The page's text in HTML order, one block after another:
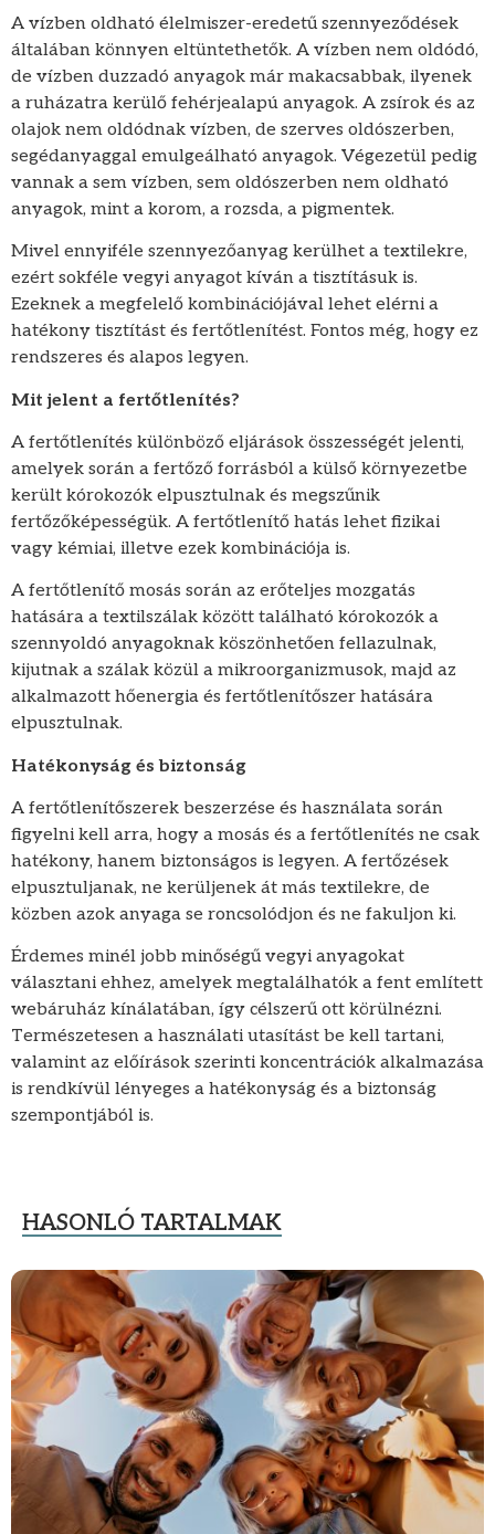
A vízben oldható élelmiszer-eredetű szennyeződések
általában könnyen eltüntethetők. A vízben nem oldódó,
de vízben duzzadó anyagok már makacsabbak, ilyenek
a ruházatra kerülő fehérjealapú anyagok. A zsírok és az
olajok nem oldódnak vízben, de szerves oldószerben,
segédanyaggal emulgeálható anyagok. Végezetül pedig
vannak a sem vízben, sem oldószerben nem oldható
anyagok, mint a korom, a rozsda, a pigmentek.
Mivel ennyiféle szennyezőanyag kerülhet a textilekre,
ezért sokféle vegyi anyagot kíván a tisztításuk is.
Ezeknek a megfelelő kombinációjával lehet elérni a
hatékony tisztítást és fertőtlenítést. Fontos még, hogy ez
rendszeres és alapos legyen.
Mit jelent a fertőtlenítés?
A fertőtlenítés különböző eljárások összességét jelenti,
amelyek során a fertőző forrásból a külső környezetbe
került kórokozók elpusztulnak és megszűnik
fertőzőképességük. A fertőtlenítő hatás lehet fizikai
vagy kémiai, illetve ezek kombinációja is.
A fertőtlenítő mosás során az erőteljes mozgatás
hatására a textilszálak között található kórokozók a
szennyoldó anyagoknak köszönhetően fellazulnak,
kijutnak a szálak közül a mikroorganizmusok, majd az
alkalmazott hőenergia és fertőtlenítőszer hatására
elpusztulnak.
Hatékonyság és biztonság
A fertőtlenítőszerek beszerzése és használata során
figyelni kell arra, hogy a mosás és a fertőtlenítés ne csak
hatékony, hanem biztonságos is legyen. A fertőzések
elpusztuljanak, ne kerüljenek át más textilekre, de
közben azok anyaga se roncsolódjon és ne fakuljon ki.
Érdemes minél jobb minőségű vegyi anyagokat
választani ehhez, amelyek megtalálhatók a fent említett
webáruház kínálatában, így célszerű ott körülnézni.
Természetesen a használati utasítást be kell tartani,
valamint az előírások szerinti koncentrációk alkalmazása
is rendkívül lényeges a hatékonyság és a biztonság
szempontjából is.
HASONLÓ TARTALMAK